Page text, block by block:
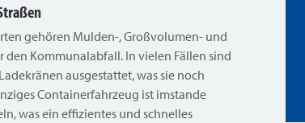
gehören Mulden-, Großvolumen- und
den Kommunalabfall. In vielen Fällen sind
ausgestattet, was sie noch
Containerfahrzeug ist imstande
was ein effizientes und schnelles